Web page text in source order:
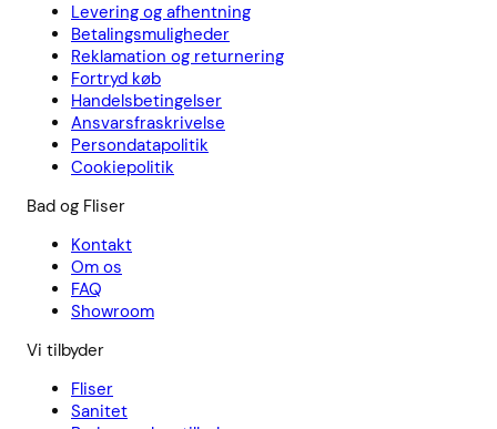
Levering og afhentning
Betalingsmuligheder
Reklamation og returnering
Fortryd køb
Handelsbetingelser
Ansvarsfraskrivelse
Persondatapolitik
Cookiepolitik
Bad og Fliser
Kontakt
Om os
FAQ
Showroom
Vi tilbyder
Fliser
Sanitet